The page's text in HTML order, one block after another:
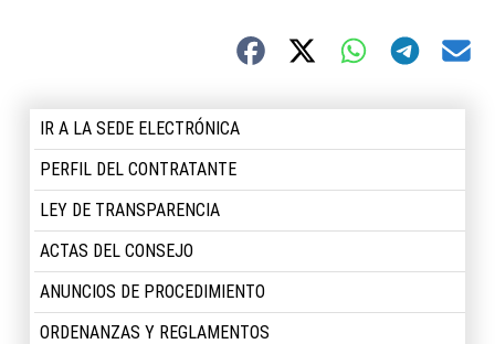
IR A LA SEDE ELECTRÓNICA
PERFIL DEL CONTRATANTE
LEY DE TRANSPARENCIA
ACTAS DEL CONSEJO
ANUNCIOS DE PROCEDIMIENTO
ORDENANZAS Y REGLAMENTOS